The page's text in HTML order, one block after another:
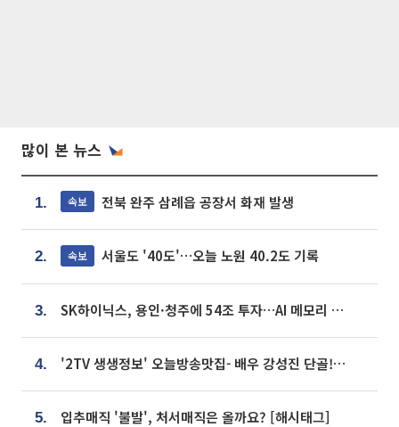
많이 본 뉴스
1. 속보 전북 완주 삼례읍 공장서 화재 발생
2. 속보 서울도 '40도'…오늘 노원 40.2도 기록
3. SK하이닉스, 용인·청주에 54조 투자…AI 메모리 생산기지 키운다
4. '2TV 생생정보' 오늘방송맛집- 배우 강성진 단골! 쌀국수ㆍ푸팟퐁 커리 맛집 '블○○○'
5. 입추매직 '불발', 처서매직은 올까요? [해시태그]